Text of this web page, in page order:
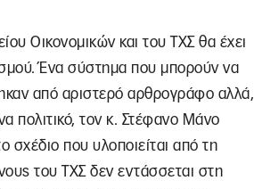
Οικονομικών και του ΤΧΣ θα έχει
Ένα σύστημα που μπορούν να
από αριστερό αρθρογράφο αλλά,
πολιτικό, τον κ. Στέφανο Μάνο
σχέδιο που υλοποιείται από τη
του ΤΧΣ δεν εντάσσεται στη